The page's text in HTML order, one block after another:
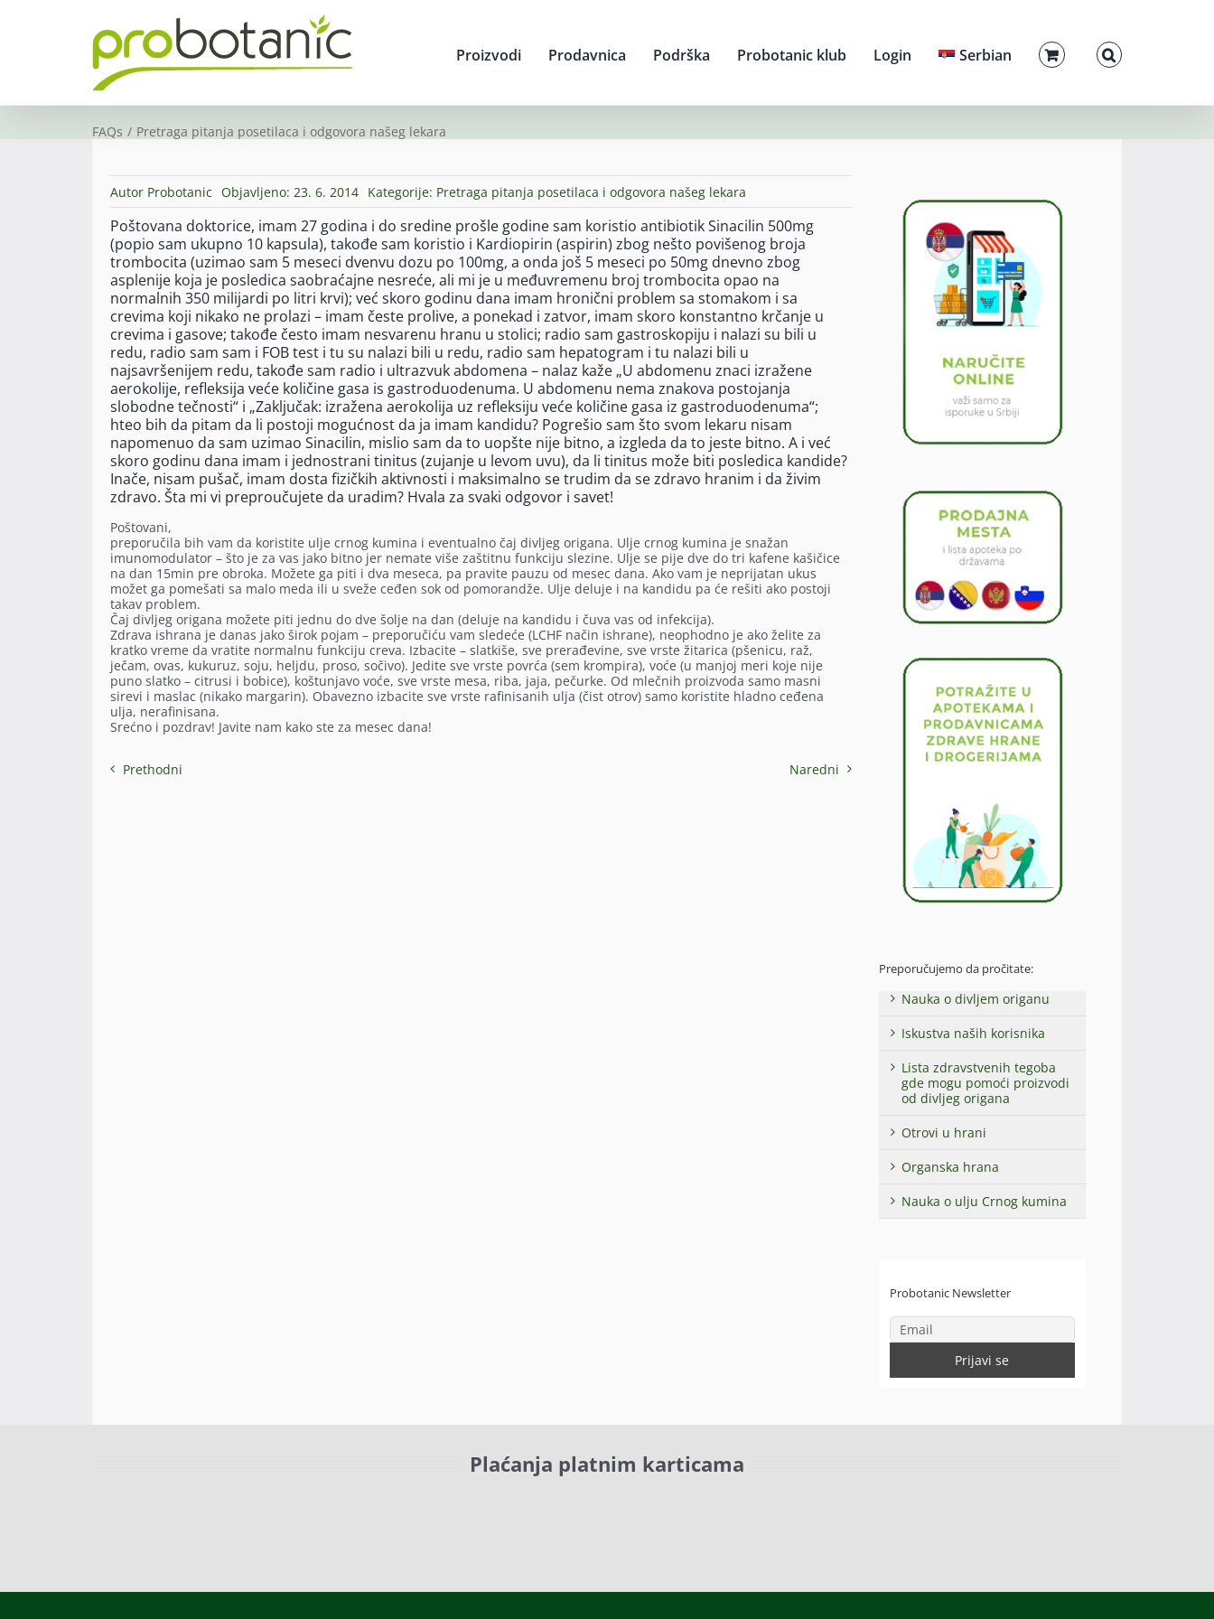
Proizvodi Prodavnica Podrška Probotanic klub Login Serbian
FAQs Pretraga pitanja posetilaca i odgovora našeg lekara
Autor Probotanic Objavljeno: 23. 6. 2014 Kategorije: Pretraga pitanja posetilaca i odgovora našeg lekara
Poštovana doktorice, imam 27 godina i do sredine prošle godine sam koristio antibiotik Sinacilin 500mg
(popio sam ukupno 10 kapsula), takođe sam koristio i Kardiopirin (aspirin) zbog nešto povišenog broja
trombocita (uzimao sam 5 meseci dvenvu dozu po 100mg, a onda još 5 meseci po 50mg dnevno zbog
asplenije koja je posledica saobraćajne nesreće, ali mi je u međuvremenu broj trombocita opao na
normalnih 350 milijardi po litri krvi); već skoro godinu dana imam hronični problem sa stomakom i sa
crevima koji nikako ne prolazi – imam česte prolive, a ponekad i zatvor, imam skoro konstantno krčanje u
crevima i gasove; takođe često imam nesvarenu hranu u stolici; radio sam gastroskopiju i nalazi su bili u
redu, radio sam sam i FOB test i tu su nalazi bili u redu, radio sam hepatogram i tu nalazi bili u
najsavršenijem redu, takođe sam radio i ultrazvuk abdomena – nalaz kaže „U abdomenu znaci izražene
aerokolije, refleksija veće količine gasa is gastroduodenuma. U abdomenu nema znakova postojanja
slobodne tečnosti“ i „Zaključak: izražena aerokolija uz refleksiju veće količine gasa iz gastroduodenuma“;
hteo bih da pitam da li postoji mogućnost da ja imam kandidu? Pogrešio sam što svom lekaru nisam
napomenuo da sam uzimao Sinacilin, mislio sam da to uopšte nije bitno, a izgleda da to jeste bitno. A i već
skoro godinu dana imam i jednostrani tinitus (zujanje u levom uvu), da li tinitus može biti posledica kandide?
Inače, nisam pušač, imam dosta fizičkih aktivnosti i maksimalno se trudim da se zdravo hranim i da živim
zdravo. Šta mi vi preproučujete da uradim? Hvala za svaki odgovor i savet!
Poštovani,
preporučila bih vam da koristite ulje crnog kumina i eventualno čaj divljeg origana. Ulje crnog kumina je snažan
imunomodulator – što je za vas jako bitno jer nemate više zaštitnu funkciju slezine. Ulje se pije dve do tri kafene kašičice
na dan 15min pre obroka. Možete ga piti i dva meseca, pa pravite pauzu od mesec dana. Ako vam je neprijatan ukus
možet ga pomešati sa malo meda ili u sveže ceđen sok od pomorandže. Ulje deluje i na kandidu pa će rešiti ako postoji
takav problem.
Čaj divljeg origana možete piti jednu do dve šolje na dan (deluje na kandidu i čuva vas od infekcija).
Zdrava ishrana je danas jako širok pojam – preporučiću vam sledeće (LCHF način ishrane), neophodno je ako želite za
kratko vreme da vratite normalnu funkciju creva. Izbacite – slatkiše, sve prerađevine, sve vrste žitarica (pšenicu, raž,
ječam, ovas, kukuruz, soju, heljdu, proso, sočivo). Jedite sve vrste povrća (sem krompira), voće (u manjoj meri koje nije
puno slatko – citrusi i bobice), koštunjavo voće, sve vrste mesa, riba, jaja, pečurke. Od mlečnih proizvoda samo masni
sirevi i maslac (nikako margarin). Obavezno izbacite sve vrste rafinisanih ulja (čist otrov) samo koristite hladno ceđena
ulja, nerafinisana.
Srećno i pozdrav! Javite nam kako ste za mesec dana!
Prethodni Naredni
Preporučujemo da pročitate:
Nauka o divljem origanu
Iskustva naših korisnika
Lista zdravstvenih tegoba
gde mogu pomoći proizvodi
od divljeg origana
Otrovi u hrani
Organska hrana
Nauka o ulju Crnog kumina
Probotanic Newsletter
Plaćanja platnim karticama